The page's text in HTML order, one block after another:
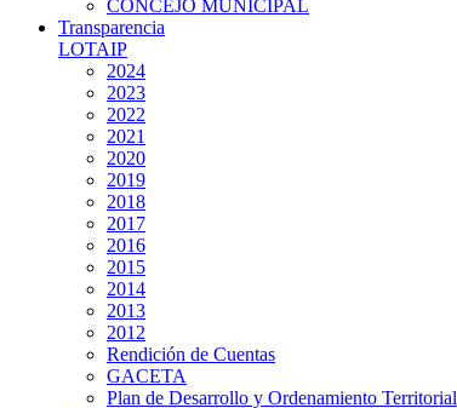
CONCEJO MUNICIPAL
Transparencia
LOTAIP
2024
2023
2022
2021
2020
2019
2018
2017
2016
2015
2014
2013
2012
Rendición de Cuentas
GACETA
Plan de Desarrollo y Ordenamiento Territorial